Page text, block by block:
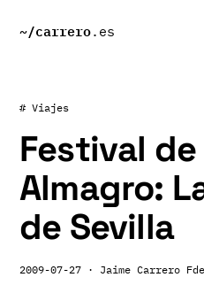
~/carrero.es
# Viajes
Festival
Almagro:
de Sevilla
2009-07-27 · Jaime Carrero